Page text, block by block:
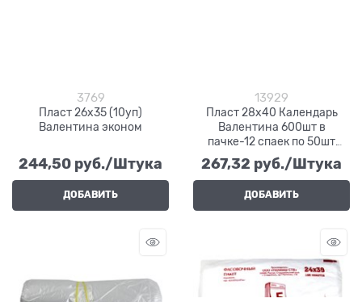
3769
Пласт 26х35 (10уп)
Валентина эконом
244,50 руб./Штука
ДОБАВИТЬ
13929
Пласт 28х40 Календарь
Валентина 600шт в
пачке-12 спаек по 50шт
(1/12)
267,32 руб./Штука
ДОБАВИТЬ